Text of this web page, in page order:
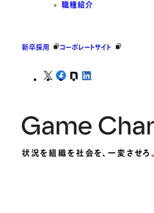
職種紹介
新卒採用 コーポレートサイト
状況を組織を社会を、一変させろ。